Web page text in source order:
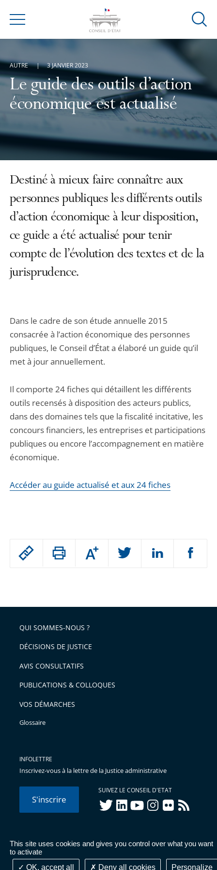
This site uses cookies and gives you control over what you want
to activate
OK, accept all
Deny all cookies Personalize
Menu
Ouvrir
de
Le guide des outils d’action
économique est actualisé
AUTRE 3 JANVIER 2023
Passer
arriver
après
Augmenter
ou
l'article
pour
avant
Destiné à mieux faire connaître aux
personnes publiques les différents outils
d’action économique à leur disposition,
ce guide a été actualisé pour tenir
compte de l’évolution des textes et de la
jurisprudence.
Dans le cadre de son étude annuelle 2015
consacrée à l’action économique des personnes
publiques, le Conseil d’État a élaboré un guide qu’il
met à jour annuellement.
Il comporte 24 fiches qui détaillent les différents
outils recensés à disposition des acteurs publics,
dans des domaines tels que la fiscalité incitative, les
concours financiers, les entreprises et participations
publiques ou encore l’accompagnement en matière
économique.
Accéder au guide actualisé et aux 24 fiches
QUI SOMMES-NOUS ?
DÉCISIONS DE JUSTICE
AVIS CONSULTATIFS
PUBLICATIONS & COLLOQUES
VOS DÉMARCHES
Glossaire
INFOLETTRE
Inscrivez-vous à la lettre de la Justice administrative
S'inscrire
SUIVEZ LE CONSEIL D'ETAT
twitterlinkedInyoutubeinstagram
flickr rss
© Conseil d'État 2026 - Mentions légales
Données
personnelles-Publications administratives-Accessibilité :
partiellement conforme